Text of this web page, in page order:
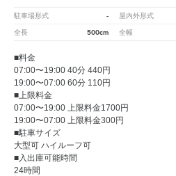
駐車場形式 - 屋内外形式
全長 500cm 全幅
■料金
07:00〜19:00 40分 440円
19:00〜07:00 60分 110円
■上限料金
07:00〜19:00 上限料金1700円
19:00〜07:00 上限料金300円
■駐車サイズ
大型可 ハイルーフ可
■入出庫可能時間
24時間